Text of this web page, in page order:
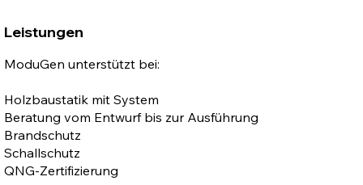
Leistungen
ModuGen unterstützt bei:
Holzbaustatik mit System
Beratung vom Entwurf bis zur Ausführung
Brandschutz
Schallschutz
QNG-Zertifizierung